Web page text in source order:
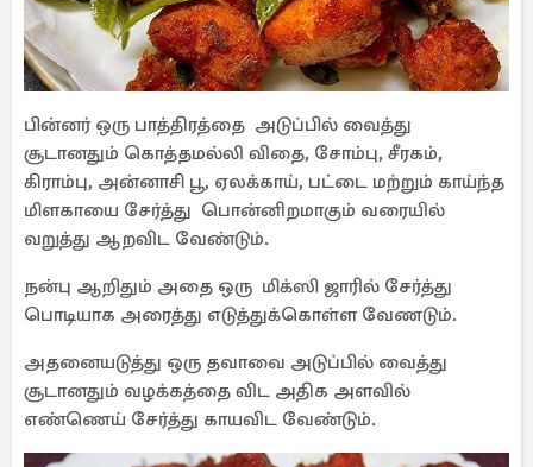
பின்னர் ஒரு பாத்திரத்தை அடுப்பில் வைத்து
சூடானதும் கொத்தமல்லி விதை, சோம்பு, சீரகம்,
கிராம்பு, அன்னாசி பூ, ஏலக்காய், பட்டை மற்றும் காய்ந்த
மிளகாயை சேர்த்து பொன்னிறமாகும் வரையில்
வறுத்து ஆறவிட வேண்டும்.
நன்பு ஆறிதும் அதை ஒரு மிக்ஸி ஜாரில் சேர்த்து
பொடியாக அரைத்து எடுத்துக்கொள்ள வேணடும்.
அதனையடுத்து ஒரு தவாவை அடுப்பில் வைத்து
சூடானதும் வழக்கத்தை விட அதிக அளவில்
எண்ணெய் சேர்த்து காயவிட வேண்டும்.